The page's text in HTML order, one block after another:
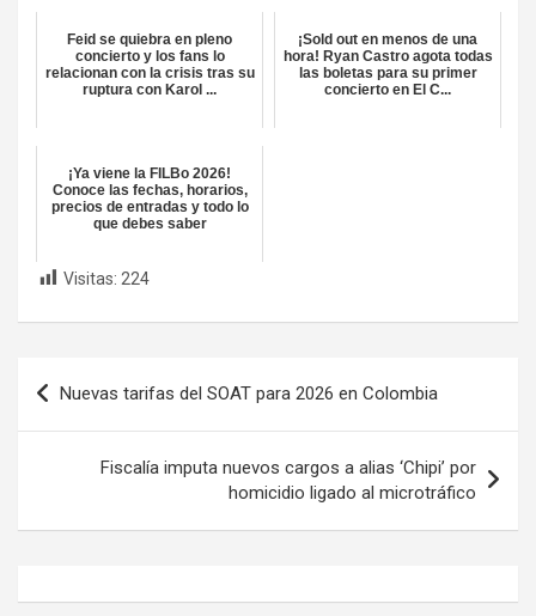
Feid se quiebra en pleno
concierto y los fans lo
relacionan con la crisis tras su
ruptura con Karol ...
¡Sold out en menos de una
hora! Ryan Castro agota todas
las boletas para su primer
concierto en El C...
¡Ya viene la FILBo 2026!
Conoce las fechas, horarios,
precios de entradas y todo lo
que debes saber
Visitas: 224
Navegación
de
entradas
Nuevas tarifas del SOAT para 2026 en Colombia
Fiscalía imputa nuevos cargos a alias ‘Chipi’ por
homicidio ligado al microtráfico